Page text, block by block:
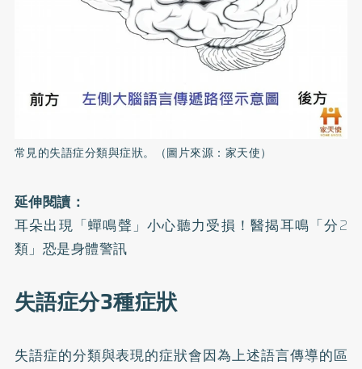
常見的失語症分類與症狀。（圖片來源：家天使）
延伸閱讀：
耳朵出現「蟬鳴聲」小心聽力受損！醫揭耳鳴「分2
類」恐是身體警訊
失語症分3種症狀
失語症的分類與表現的症狀會因為上述語言傳導的區